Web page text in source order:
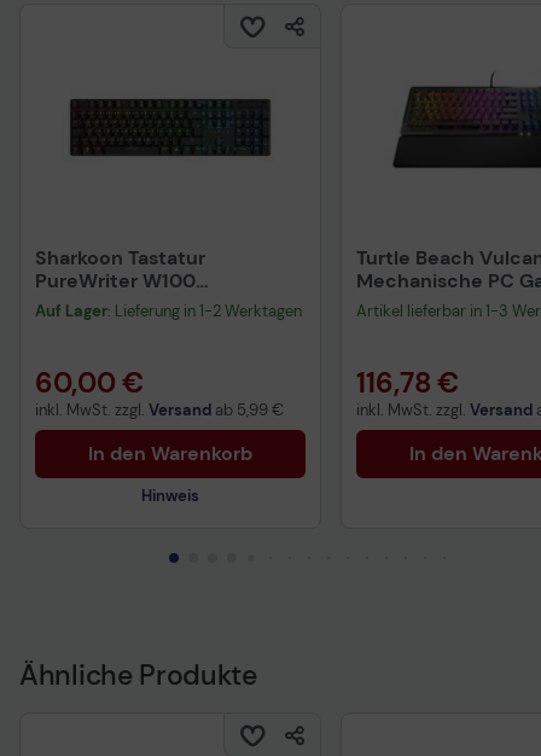
Sharkoon Tastatur
PureWriter W100
mechanisch kabelgebunden
schwarz
Auf Lager: Lieferung in 1-2 Werktagen
60,00 €
inkl. MwSt. zzgl. Versand ab 5,99 €
In den Warenkorb
Hinweis
Turtle Beach
Mechanische PC
Tastatur schwarz
Artikel lieferbar in 1-3
116,78 €
inkl. MwSt. zzgl. Versand
In den
Ähnliche Produkte